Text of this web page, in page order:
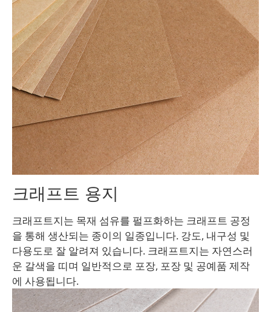
크래프트 용지
크래프트지는 목재 섬유를 펄프화하는 크래프트 공정
을 통해 생산되는 종이의 일종입니다. 강도, 내구성 및
다용도로 잘 알려져 있습니다. 크래프트지는 자연스러
운 갈색을 띠며 일반적으로 포장, 포장 및 공예품 제작
에 사용됩니다.